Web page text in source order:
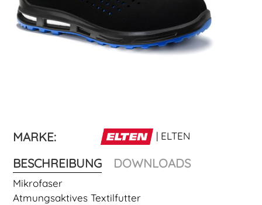
MARKE: | ELTEN
BESCHREIBUNG DOWNLOADS
Mikrofaser
Atmungsaktives Textilfutter